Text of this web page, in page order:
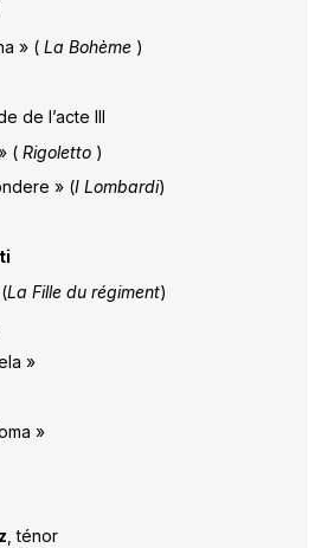
» ( La Bohème)
de l’acte III
(Rigoletto)
» (I Lombardi)
La Fille du régiment)
»
»
, ténor